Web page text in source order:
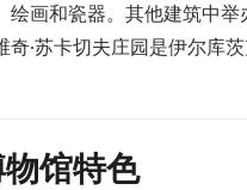
绘画和瓷器。其他建筑中
奇·苏卡切夫庄园是伊尔库
馆特色